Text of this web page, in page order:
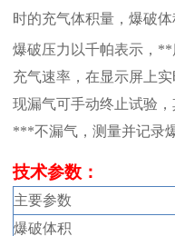
时的充气体积量，爆破体
爆破压力以千帕表示， **
充气速率， 在显示屏上实
现漏气可手动终止试验
***不漏气，测量并记录
技术参数：
主要参数
爆破体积